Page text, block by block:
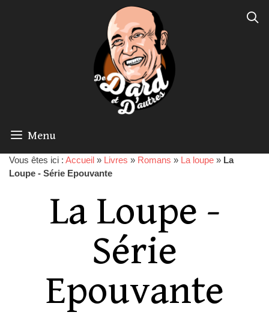
Menu
Vous êtes ici : Accueil » Livres » Romans » La loupe » La
Loupe - Série Epouvante
La Loupe -
Série
Epouvante